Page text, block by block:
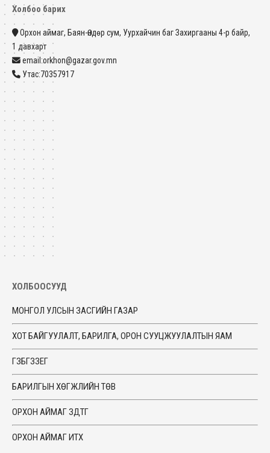
Холбоо барих
Орхон аймаг, Баян-Өндөр сум, Уурхайчин баг Захиргааны 4-р байр,
1 давхарт
email:orkhon@gazar.gov.mn
Утас:70357917
ХОЛБООСУУД
МОНГОЛ УЛСЫН ЗАСГИЙН ГАЗАР
ХОТ БАЙГУУЛАЛТ, БАРИЛГА, ОРОН СУУЦЖУУЛАЛТЫН ЯАМ
ГЗБГЗЗЕГ
БАРИЛГЫН ХӨГЖЛИЙН ТӨВ
ОРХОН АЙМАГ ЗДТГ
ОРХОН АЙМАГ ИТХ